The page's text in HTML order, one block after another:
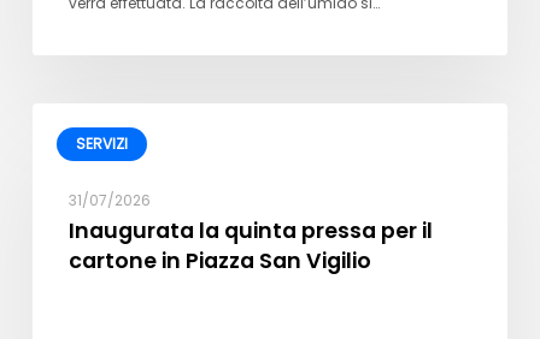
SERVIZI
31/07/2026
Inaugurata la quinta pressa per il
cartone in Piazza San Vigilio